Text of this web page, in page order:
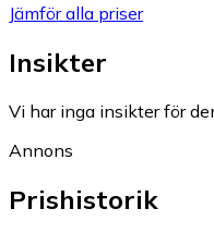
Jämför alla priser
Insikter
Vi har inga insikter för
Annons
Prishistorik